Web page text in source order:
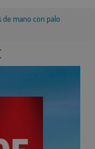
de mano con palo